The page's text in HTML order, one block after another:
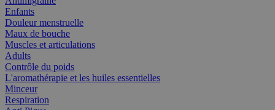
Enfants
Douleur menstruelle
Maux de bouche
Muscles et articulations
Adults
Contrôle du poids
L'aromathérapie et les huiles essentielles
Minceur
Respiration